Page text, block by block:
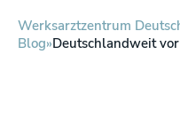
Werksarztzentrum
Blog Deutschlandweit